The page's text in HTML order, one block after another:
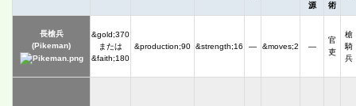
源
術
長槍兵
(Pikeman)
&gold;370
または
&faith;180
&production;90 &strength;16 ― &moves;2 ―
官
吏
槍
騎
兵